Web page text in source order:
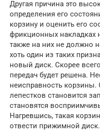
Другая причина это
определения его
корзину и оценить его
фрикционных накладках
также на них не должно
хоть один из таких
новый диск. Скорее
передач будет решена.
неисправность
лепестков становится
становятся
Нагревшись, такая
отвести прижимной диск.